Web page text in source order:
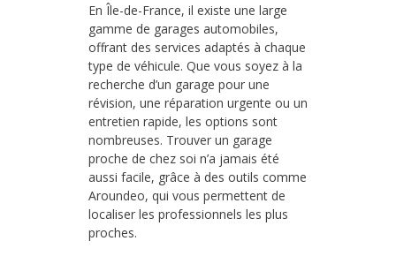
En Île-de-France, il existe une large
gamme de garages automobiles,
offrant des services adaptés à chaque
type de véhicule. Que vous soyez à la
recherche d’un garage pour une
révision, une réparation urgente ou un
entretien rapide, les options sont
nombreuses. Trouver un garage
proche de chez soi n’a jamais été
aussi facile, grâce à des outils comme
Aroundeo, qui vous permettent de
localiser les professionnels les plus
proches.